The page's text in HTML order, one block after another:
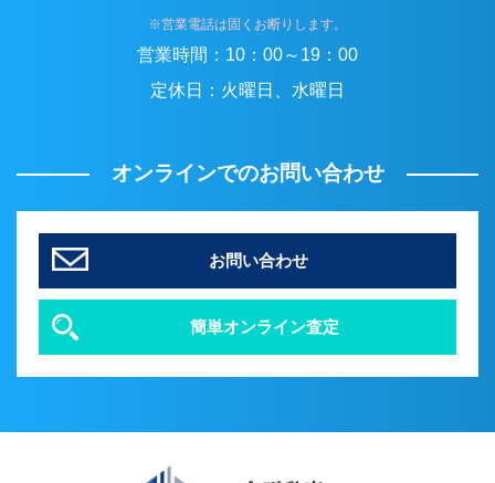
※営業電話は固くお断りします。
営業時間： 10：00～19：00
定休日： 火曜日、水曜日
オンラインでのお問い合わせ
お問い合わせ
簡単オンライン査定